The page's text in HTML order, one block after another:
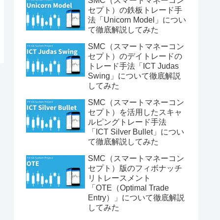
セプト）の鉄板トレード手
法「Unicorn Model」につい
て徹底解説してみた
SMC（スマートマネーコン
セプト）のデイトレードの
トレード手法「ICT Judas
Swing」について徹底解説
してみた
SMC（スマートマネーコン
セプト）を活用したスキャ
ルピングトレード手法
「ICT Silver Bullet」につい
て徹底解説してみた
SMC（スマートマネーコン
セプト）版のフィボナッチ
リトレースメント
「OTE（Optimal Trade
Entry）」について徹底解説
してみた